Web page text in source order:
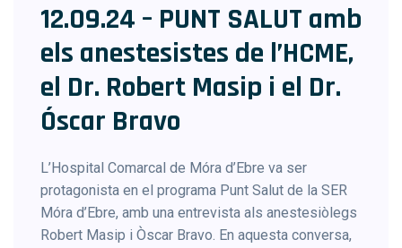
12.09.24 – PUNT SALUT amb
els anestesistes de l’HCME,
el Dr. Robert Masip i el Dr.
Óscar Bravo
L’Hospital Comarcal de Móra d’Ebre va ser
protagonista en el programa Punt Salut de la SER
Móra d’Ebre, amb una entrevista als anestesiòlegs
Robert Masip i Òscar Bravo. En aquesta conversa,